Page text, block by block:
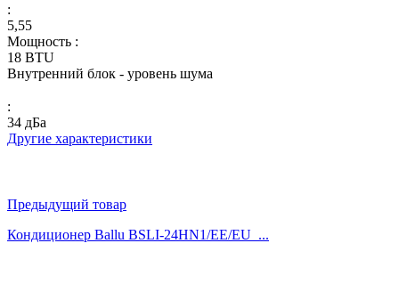
:
5,55
Мощность :
18 BTU
Внутренний блок - уровень шума
:
34 дБа
Другие характеристики
Предыдущий товар
Кондиционер Ballu BSLI-24HN1/EE/EU_...